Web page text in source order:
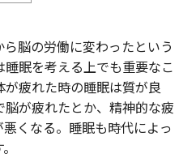
脳の労働に変わったという
眠を考える上でも重要なこ
疲れた時の睡眠は質が良
が疲れたとか、精神的な疲
くなる。睡眠も時代によっ